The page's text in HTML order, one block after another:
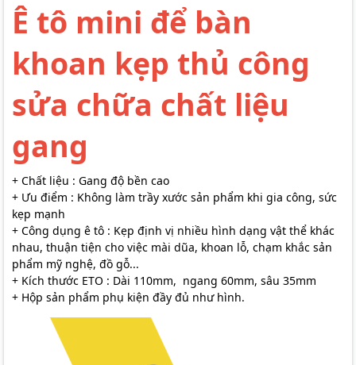
Ê tô mini để bàn
khoan kẹp thủ công
sửa chữa chất liệu
gang
+ Chất liệu : Gang độ bền cao
+ Ưu điểm : Không làm trầy xước sản phẩm khi gia công, sức
kẹp mạnh
+ Công dụng ê tô : Kẹp định vị nhiều hình dạng vật thể khác
nhau, thuận tiện cho việc mài dũa, khoan lỗ, chạm khắc sản
phẩm mỹ nghệ, đồ gỗ...
+ Kích thước ETO : Dài 110mm, ngang 60mm, sâu 35mm
+ Hộp sản phẩm phụ kiện đầy đủ như hình.